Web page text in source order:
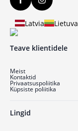
Latvia Lietuva
Teave klientidele
Meist
Kontaktid
Privaatsuspoliitika
Küpsiste poliitika
Lingid